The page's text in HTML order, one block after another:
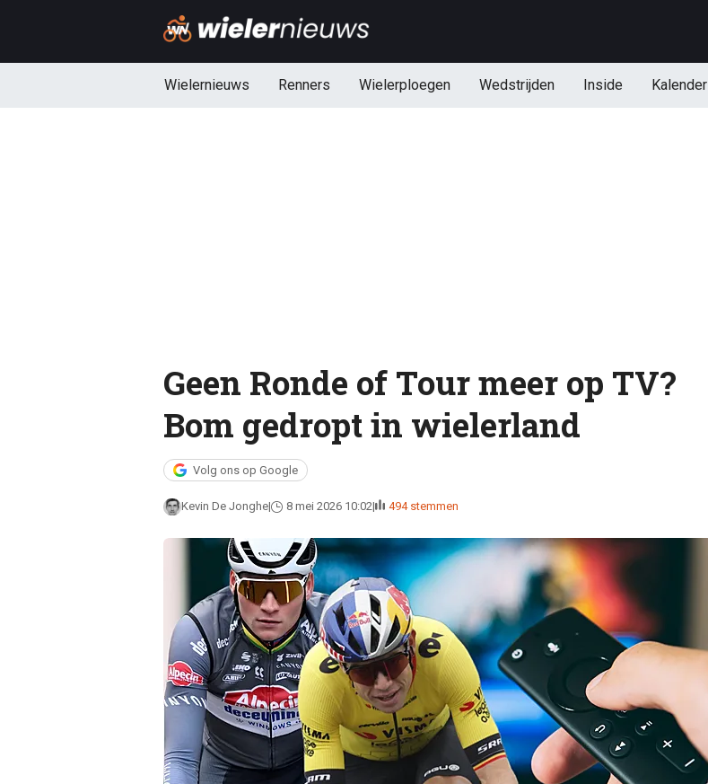
Wielernieuws Renners Wielerploegen Wedstrijden Inside Kalender
Geen Ronde of Tour meer op TV?
Bom gedropt in wielerland
Volg ons op Google
Kevin De Jonghe 8 mei 2026 10:02 494 stemmen